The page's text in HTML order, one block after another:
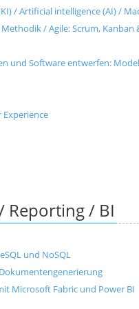
/ Artificial intelligence (AI) /
/ Agile: Scrum, Kanban
und Software entwerfen:
Experience
Reporting / BI
und NoSQL
Microsoft Fabric und Power BI